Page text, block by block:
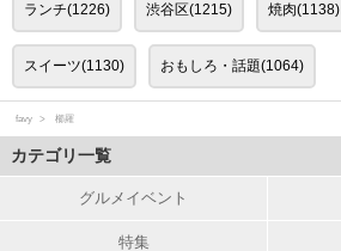
ランチ(1226) 渋谷区(1215) 焼肉(1138)
スイーツ(1130) おもしろ・話題(1064)
favy 櫛羅
カテゴリ一覧
グルメイベント
特集